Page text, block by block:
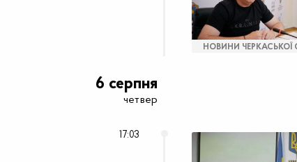
НОВИНИ ЧЕРКАСЬКОЇ
6 серпня
четвер
17:03